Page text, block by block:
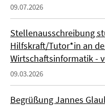
09.07.2026
Stellenausschreibung
Hilfskraft/Tutor*in an
Wirtschaftsinformatik -
09.03.2026
Begrüßung Jannes